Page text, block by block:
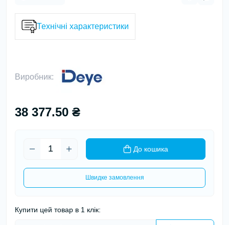
Технічні характеристики
Виробник:
38 377.50 ₴
До кошика
Швидке замовлення
Купити цей товар в 1 клік: